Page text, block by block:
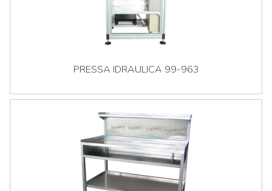
PRESSA IDRAULICA 99-963